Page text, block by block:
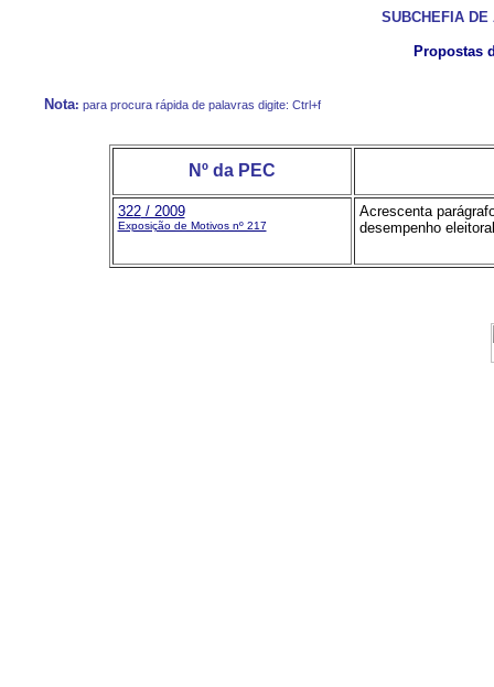
SUBCHEFIA DE
Propostas
Nota: para procura rápida de palavras digite: Ctrl+f
Nº da PEC
322/ 2009
Exposição de Motivos nº 217
Acrescenta
desempenho